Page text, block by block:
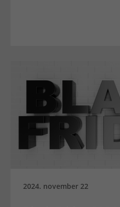
2024. november 22